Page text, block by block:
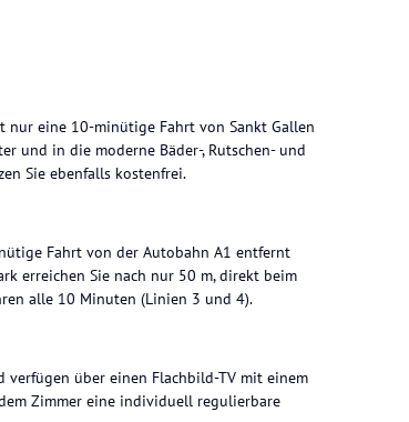
nur eine 10-minütige Fahrt von Sankt Gallen
und in die moderne Bäder-, Rutschen- und
Sie ebenfalls kostenfrei.
Fahrt von der Autobahn A1 entfernt
erreichen Sie nach nur 50 m, direkt beim
alle 10 Minuten (Linien 3 und 4).
über einen Flachbild-TV mit einem
Zimmer eine individuell regulierbare